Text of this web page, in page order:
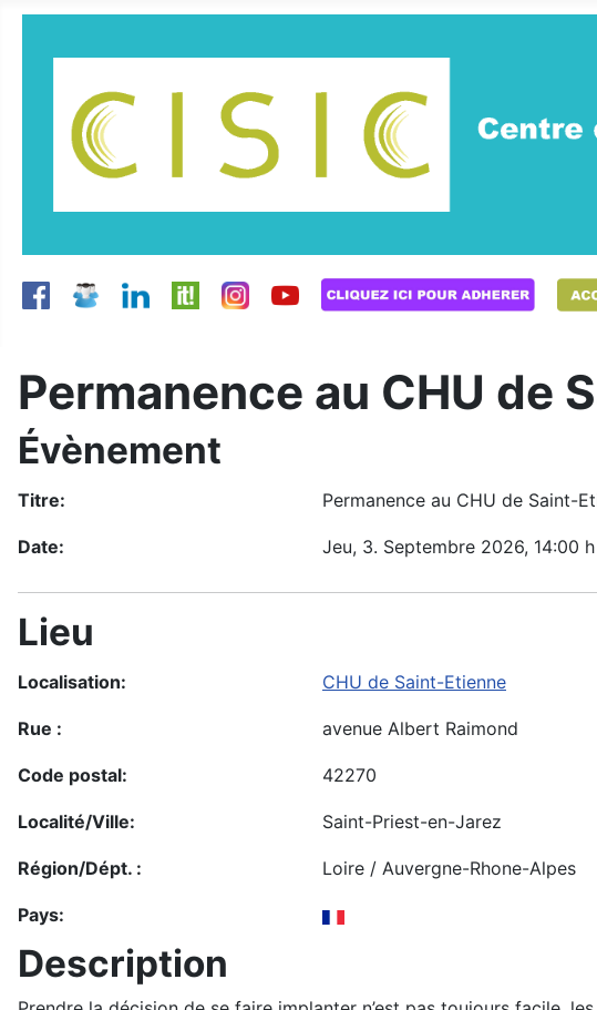
Permanence au CHU de
Évènement
Titre: Permanence au CHU de Saint-
Date: Jeu, 3. Septembre 2026, 14:00 h
Lieu
Localisation: CHU de Saint-Etienne
Rue : avenue Albert Raimond
Code postal: 42270
Localité/Ville: Saint-Priest-en-Jarez
Région/Dépt. : Loire / Auvergne-Rhone-Alpes
Pays:
Description